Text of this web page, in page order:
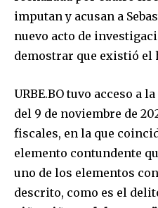
imputan y acusan a
nuevo acto de
demostrar que existió el
URBE.BO tuvo acceso a
del 9 de noviembre de
fiscales, en la que
elemento contundente
uno de los elementos
descrito, como es el